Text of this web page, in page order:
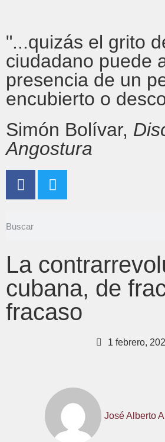
"...quizás el grito
ciudadano puede
presencia de un
encubierto o
Simón Bolívar,
Angostura
La
cubana, de
fracaso
1 febrero,
José Alberto